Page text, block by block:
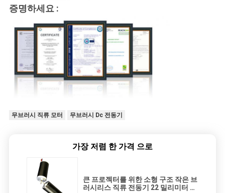
증명하세요 :
무브러시 직류 모터 무브러시 Dc 전동기
가장 저렴 한 가격 으로
큰 프로젝터를 위한 소형 구조 작은 브
러시리스 직류 전동기 22 밀리미터 라